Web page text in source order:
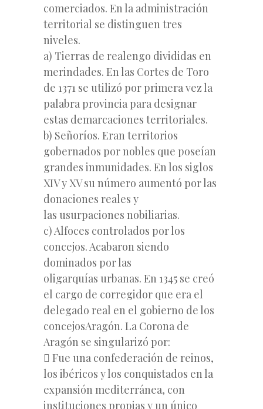
comerciados. En la administración
territorial se distinguen tres
niveles.
a) Tierras de realengo divididas en
merindades. En las Cortes de Toro
de 1371 se utilizó por primera vez la
palabra provincia para designar
estas demarcaciones territoriales.
b) Señoríos. Eran territorios
gobernados por nobles que poseían
grandes inmunidades. En los siglos
XIV y XV su número aumentó por las
donaciones reales y
las usurpaciones nobiliarias.
c) Alfoces controlados por los
concejos. Acabaron siendo
dominados por las
oligarquías urbanas. En 1345 se creó
el cargo de corregidor que era el
delegado real en el gobierno de los
concejosAragón. La Corona de
Aragón se singularizó por:
 Fue una confederación de reinos,
los ibéricos y los conquistados en la
expansión mediterránea, con
instituciones propias y un único